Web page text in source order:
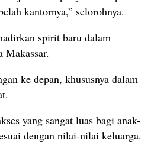
kantornya,” selorohnya.
spirit baru dalam
Makassar.
ke depan, khususnya dalam
yang sangat luas bagi anak-
dengan nilai-nilai keluarga.